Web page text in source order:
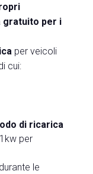
gratuito per i
per veicoli
cui:
di ricarica
per
le